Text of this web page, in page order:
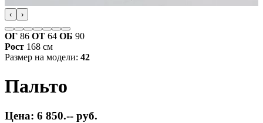
‹ ›
ОГ 86 ОТ 64 ОБ 90
Рост 168 см
Размер на модели: 42
Пальто
Цена: 6 850.-- руб.